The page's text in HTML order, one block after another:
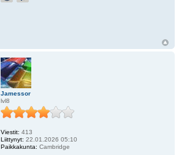
Jamessor
lvl8
Viestit: 413
Liittynyt: 22.01.2026 05:10
Paikkakunta: Cambridge